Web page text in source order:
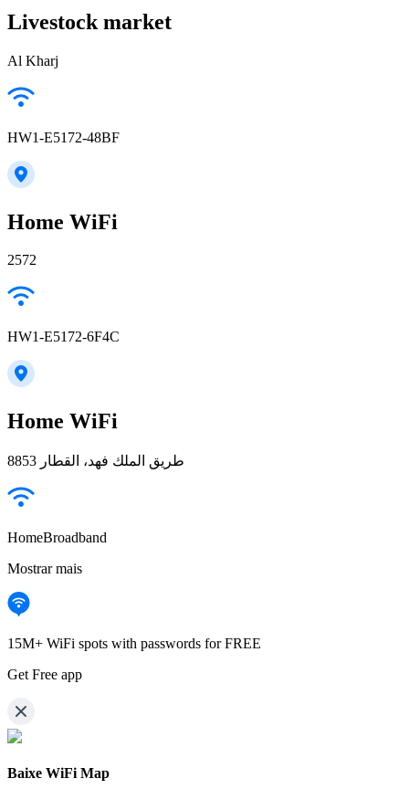
Livestock market
Al Kharj
HW1-E5172-48BF
Home WiFi
2572
HW1-E5172-6F4C
Home WiFi
8853 طريق الملك فهد، القطار
HomeBroadband
Mostrar mais
15M+ WiFi spots with passwords for FREE
Get Free app
Baixe WiFi Map